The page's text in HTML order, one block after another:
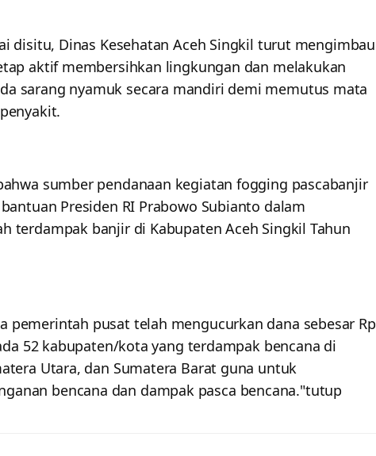
disitu, Dinas Kesehatan Aceh Singkil turut mengimbau
aktif membersihkan lingkungan dan melakukan
sarang nyamuk secara mandiri demi memutus mata
sumber pendanaan kegiatan fogging pascabanjir
Presiden RI Prabowo Subianto dalam
terdampak banjir di Kabupaten Aceh Singkil Tahun
pemerintah pusat telah mengucurkan dana sebesar Rp
52 kabupaten/kota yang terdampak bencana di
Utara, dan Sumatera Barat guna untuk
bencana dan dampak pasca bencana."tutup